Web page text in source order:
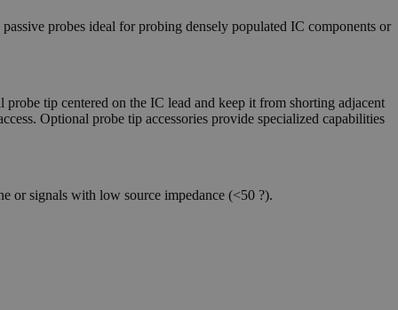
probes ideal for probing densely populated IC components or
tip centered on the IC lead and keep it from shorting adjacent
Optional probe tip accessories provide specialized capabilities
or signals with low source impedance (<50 ?).